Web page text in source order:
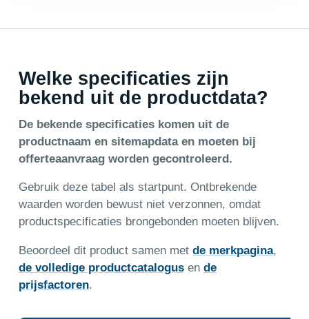
Welke specificaties zijn
bekend uit de productdata?
De bekende specificaties komen uit de
productnaam en sitemapdata en moeten bij
offerteaanvraag worden gecontroleerd.
Gebruik deze tabel als startpunt. Ontbrekende
waarden worden bewust niet verzonnen, omdat
productspecificaties brongebonden moeten blijven.
Beoordeel dit product samen met de merkpagina,
de volledige productcatalogusen de
prijsfactoren.